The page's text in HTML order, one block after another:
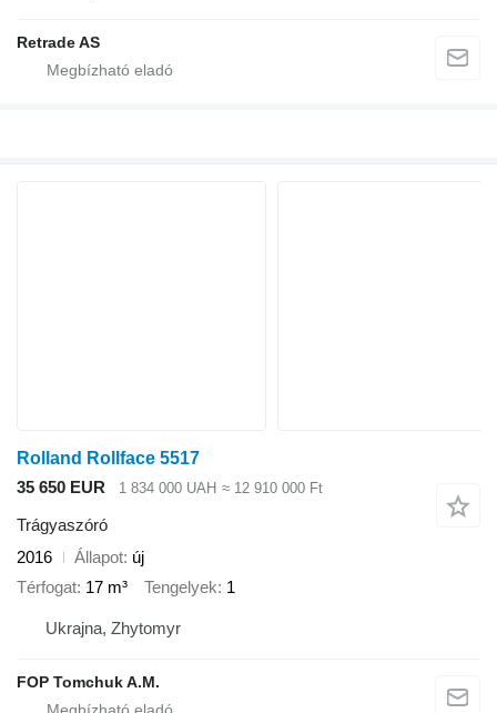
Retrade AS
Rolland Rollface 5517
35 650 EUR
1 834 000 UAH ≈ 12 910 000 Ft
Trágyaszóró
2016
Állapot új
Térfogat 17 m³ Tengelyek 1
Ukrajna, Zhytomyr
FOP Tomchuk A.M.